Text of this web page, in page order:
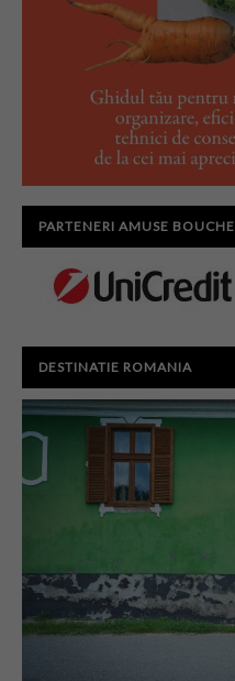
PARTENERI AMUSE BOUCHE
DESTINATIE ROMANIA